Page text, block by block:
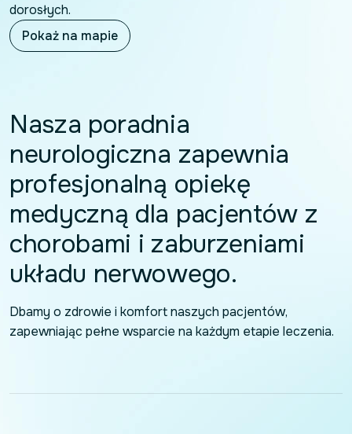
dorosłych.
Pokaż na mapie
Nasza poradnia
neurologiczna zapewnia
profesjonalną opiekę
medyczną dla pacjentów z
chorobami i zaburzeniami
układu nerwowego.
Dbamy o zdrowie i komfort naszych pacjentów,
zapewniając pełne wsparcie na każdym etapie leczenia.